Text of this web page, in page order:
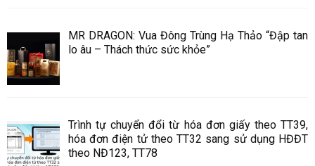
MR DRAGON: Vua Đông Trùng Hạ Thảo “Đập tan
lo âu – Thách thức sức khỏe”
Trình tự chuyển đổi từ hóa đơn giấy theo TT39,
hóa đơn điện tử theo TT32 sang sử dụng HĐĐT
theo NĐ123, TT78